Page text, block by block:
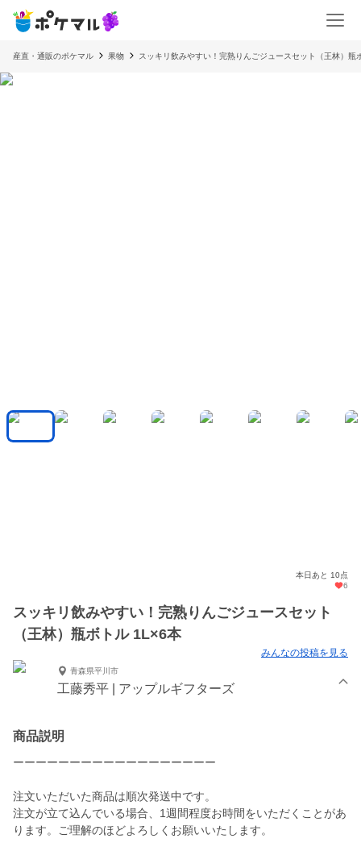
産直・通販のポケマル 果物 スッキリ飲みやすい！完熟りんごジュースセット（王林）瓶
本日あと 10点
6
スッキリ飲みやすい！完熟りんごジュースセット
（王林）瓶ボトル 1L×6本
みんなの投稿を見る
青森県平川市
工藤秀平 | アップルギフターズ
商品説明
ーーーーーーーーーーーーーーーーーー
注文いただいた商品は順次発送中です。
注文が立て込んでいる場合、1週間程度お時間をいただくことがあ
ります。ご理解のほどよろしくお願いいたします。